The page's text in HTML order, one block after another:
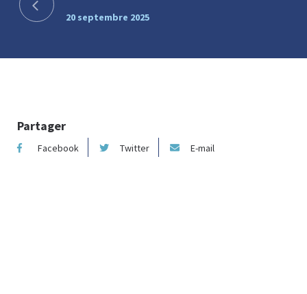
20 septembre 2025
Partager
Facebook Twitter E-mail